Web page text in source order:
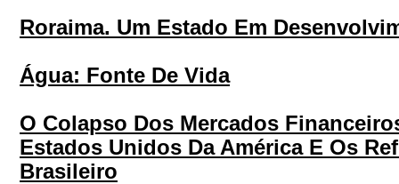
Roraima. Um Estado Em
Água: Fonte De Vida
O Colapso Dos Mercados
Estados Unidos Da América E Os
Brasileiro